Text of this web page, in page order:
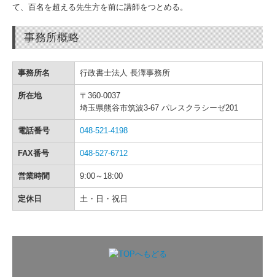
て、百名を超える先生方を前に講師をつとめる。
事務所概略
事務所名 行政書士法人 長澤事務所
所在地
〒360-0037
埼玉県熊谷市筑波3-67 パレスクラシーゼ201
電話番号 048-521-4198
FAX番号 048-527-6712
営業時間 9:00～18:00
定休日 土・日・祝日